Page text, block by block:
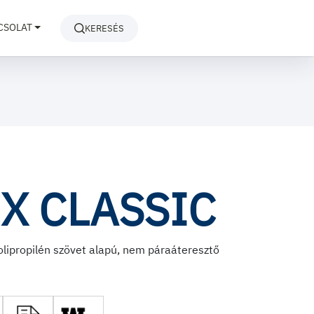
KERESÉS
CLASSIC
szövet alapú, nem páraáteresztő